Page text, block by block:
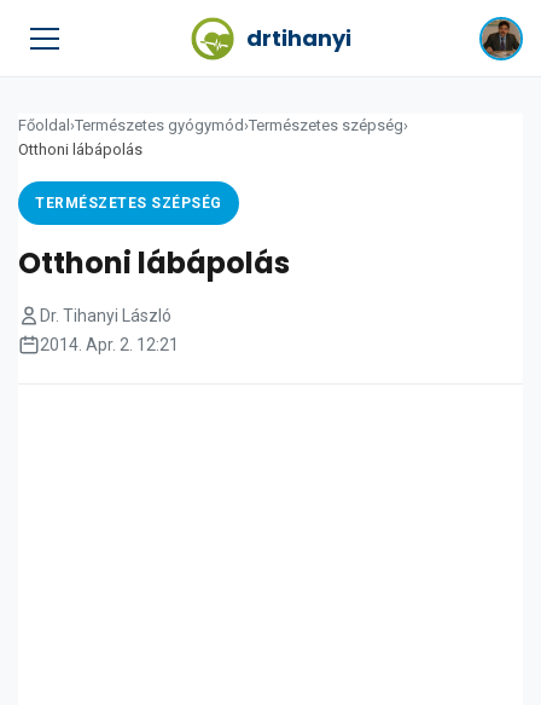
drtihanyi
Főoldal ›Természetes gyógymód ›Természetes szépség›
Otthoni lábápolás
TERMÉSZETES SZÉPSÉG
Otthoni lábápolás
Dr. Tihanyi László
2014. Apr. 2. 12:21